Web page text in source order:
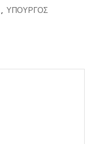
, ΥΠΟΥΡΓΟΣ